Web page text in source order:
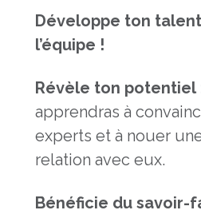
Développe ton
l’équipe !
Révèle ton potentiel
apprendras à
experts et à nouer
relation avec eux.
Bénéficie du savoir-